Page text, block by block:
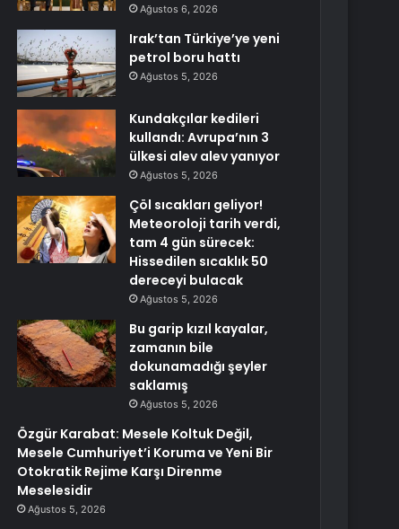
Ağustos 6, 2026
Irak’tan Türkiye’ye yeni
petrol boru hattı
Ağustos 5, 2026
Kundakçılar kedileri
kullandı: Avrupa’nın 3
ülkesi alev alev yanıyor
Ağustos 5, 2026
Çöl sıcakları geliyor!
Meteoroloji tarih verdi,
tam 4 gün sürecek:
Hissedilen sıcaklık 50
dereceyi bulacak
Ağustos 5, 2026
Bu garip kızıl kayalar,
zamanın bile
dokunamadığı şeyler
saklamış
Ağustos 5, 2026
Özgür Karabat: Mesele Koltuk Değil,
Mesele Cumhuriyet’i Koruma ve Yeni Bir
Otokratik Rejime Karşı Direnme
Meselesidir
Ağustos 5, 2026